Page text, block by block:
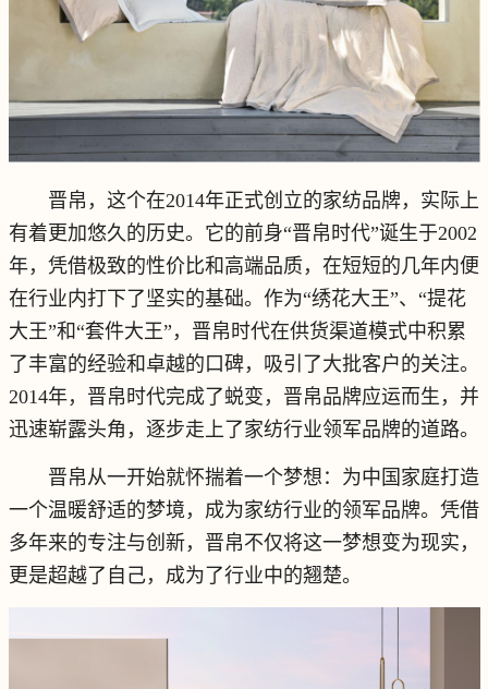
晋帛，这个在2014年正式创立的家纺品牌，实际上
有着更加悠久的历史。它的前身“晋帛时代”诞生于2002
年，凭借极致的性价比和高端品质，在短短的几年内便
在行业内打下了坚实的基础。作为“绣花大王”、“提花
大王”和“套件大王”，晋帛时代在供货渠道模式中积累
了丰富的经验和卓越的口碑，吸引了大批客户的关注。
2014年，晋帛时代完成了蜕变，晋帛品牌应运而生，并
迅速崭露头角，逐步走上了家纺行业领军品牌的道路。
晋帛从一开始就怀揣着一个梦想：为中国家庭打造
一个温暖舒适的梦境，成为家纺行业的领军品牌。凭借
多年来的专注与创新，晋帛不仅将这一梦想变为现实，
更是超越了自己，成为了行业中的翘楚。